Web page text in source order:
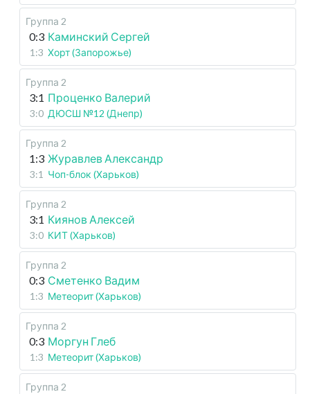
Группа 2
0:3 Каминский Сергей
1:3 Хорт (Запорожье)
Группа 2
3:1 Проценко Валерий
3:0 ДЮСШ №12 (Днепр)
Группа 2
1:3 Журавлев Александр
3:1 Чоп-блок (Харьков)
Группа 2
3:1 Киянов Алексей
3:0 КИТ (Харьков)
Группа 2
0:3 Сметенко Вадим
1:3 Метеорит (Харьков)
Группа 2
0:3 Моргун Глеб
1:3 Метеорит (Харьков)
Группа 2